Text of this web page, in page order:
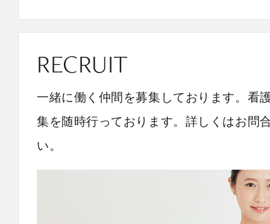
RECRUIT
一緒に働く仲間を募集しております。看
集を随時行っております。詳しくはお問
い。